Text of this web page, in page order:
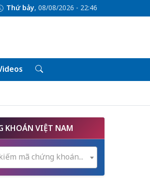
Thứ bảy, 08/08/2026 - 22:46
KHOÁN VIỆT NAM
mã chứng khoán...